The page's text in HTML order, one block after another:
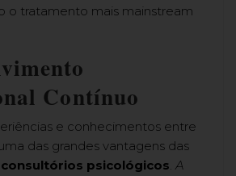
o tratamento mais mainstream
Contínuo
e conhecimentos entre
das grandes vantagens das
psicológicos. A